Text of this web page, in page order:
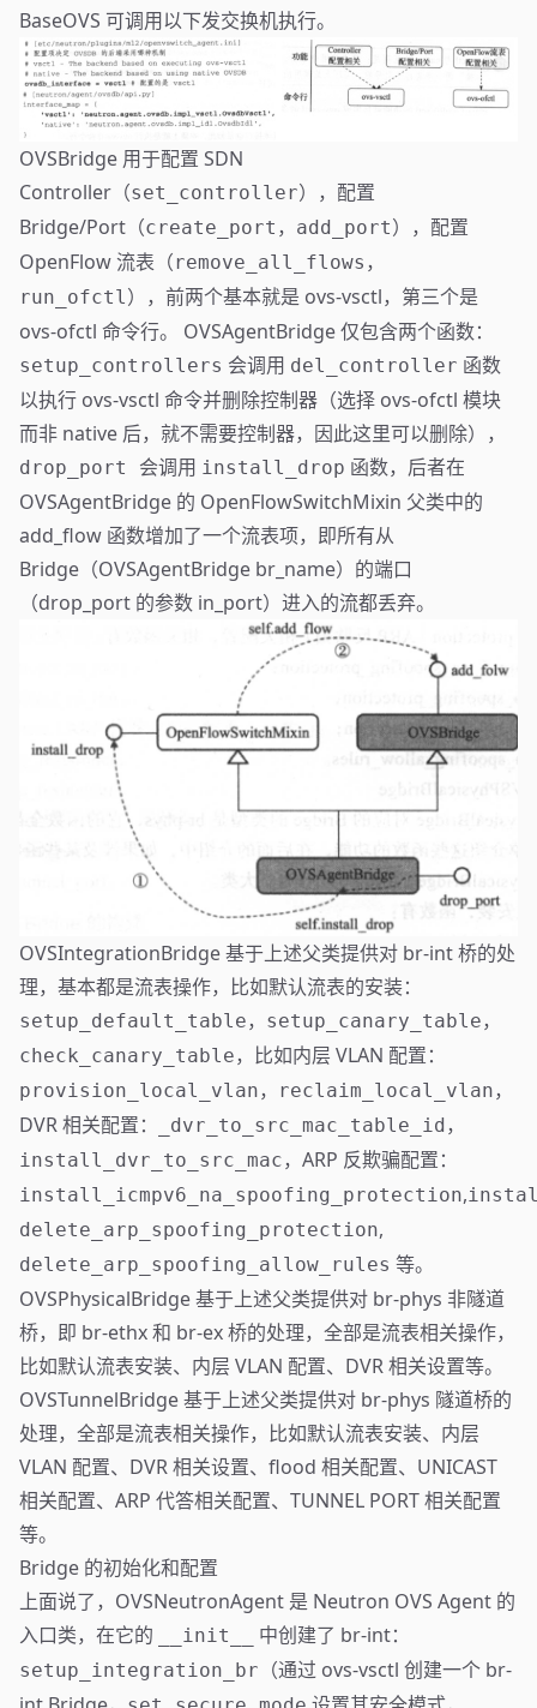
BaseOVS 可调用以下发交换机执行。
OVSBridge 用于配置 SDN
Controller（set_controller），配置
Bridge/Port（create_port ， add_port），配置
OpenFlow 流表（remove_all_flows ，
run_ofctl ），前两个基本就是 ovs-vsctl，第三个是
ovs-ofctl 命令行。 OVSAgentBridge 仅包含两个函数：
setup_controllers 会调用 del_controller 函数
以执行 ovs-vsctl 命令并删除控制器（选择 ovs-ofctl 模块
而非 native 后，就不需要控制器，因此这里可以删除），
drop_port 会调用 install_drop 函数，后者在
OVSAgentBridge 的 OpenFlowSwitchMixin 父类中的
add_flow 函数增加了一个流表项，即所有从
Bridge（OVSAgentBridge br_name）的端口
（drop_port 的参数 in_port）进入的流都丢弃。
OVSIntegrationBridge 基于上述父类提供对 br-int 桥的处
理，基本都是流表操作，比如默认流表的安装：
setup_default_table， setup_canary_table，
check_canary_table，比如内层 VLAN 配置：
provision_local_vlan， reclaim_local_vlan，
DVR 相关配置：
_dvr_to_src_mac_table_id，
install_dvr_to_src_mac，ARP 反欺骗配置：
install_icmpv6_na_spoofing_protection,
delete_arp_spoofing_protection,
delete_arp_spoofing_allow_rules 等。
OVSPhysicalBridge 基于上述父类提供对 br-phys 非隧道
桥，即 br-ethx 和 br-ex 桥的处理，全部是流表相关操作，
比如默认流表安装、内层 VLAN 配置、DVR 相关设置等。
OVSTunnelBridge 基于上述父类提供对 br-phys 隧道桥的
处理，全部是流表相关操作，比如默认流表安装、内层
VLAN 配置、DVR 相关设置、flood 相关配置、UNICAST
相关配置、ARP 代答相关配置、TUNNEL PORT 相关配置
等。
Bridge 的初始化和配置
上面说了，OVSNeutronAgent 是 Neutron OVS Agent 的
入口类，在它的
__init__ 中创建了 br-int：
setup_integration_br
（通过 ovs-vsctl 创建一个 br-